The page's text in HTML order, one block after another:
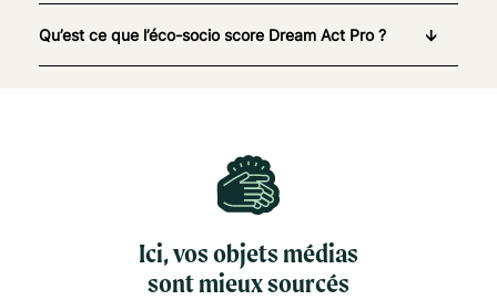
Qu’est ce que l’éco-socio score Dream Act Pro ?
Ici, vos objets médias
sont mieux sourcés